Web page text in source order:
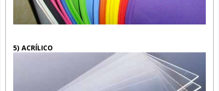
5) ACRÍLICO